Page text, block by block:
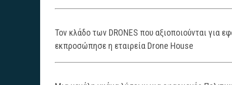
Τον κλάδο των DRONES που αξιοποιούνται για
εκπροσώπησε η εταιρεία Drone House